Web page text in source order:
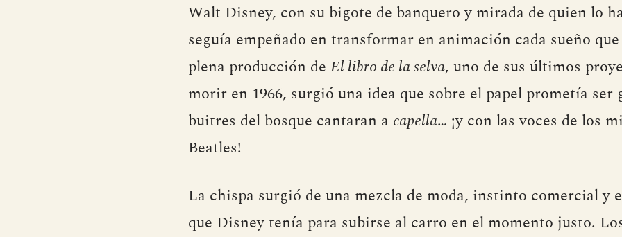
Walt Disney, con su bigote de banquero y mirada de quien lo
seguía empeñado en transformar en animación cada sueño
plena producción de El libro de la selva, uno de sus últimos
morir en 1966, surgió una idea que sobre el papel prometía ser
buitres del bosque cantaran a capella… ¡y con las voces de los
Beatles!
La chispa surgió de una mezcla de moda, instinto comercial y
que Disney tenía para subirse al carro en el momento justo.